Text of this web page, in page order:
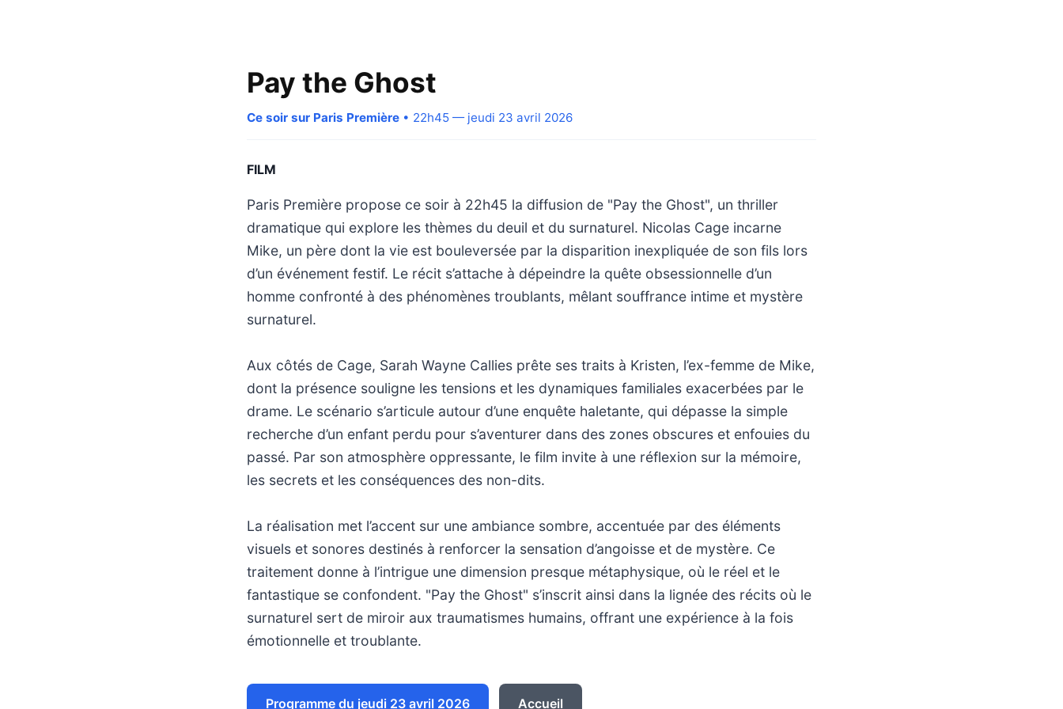
Pay the Ghost
Ce soir sur Paris Première • 22h45 — jeudi 23 avril 2026
FILM
Paris Première propose ce soir à 22h45 la diffusion de "Pay the Ghost", un thriller
dramatique qui explore les thèmes du deuil et du surnaturel. Nicolas Cage incarne
Mike, un père dont la vie est bouleversée par la disparition inexpliquée de son fils lors
d’un événement festif. Le récit s’attache à dépeindre la quête obsessionnelle d’un
homme confronté à des phénomènes troublants, mêlant souffrance intime et mystère
surnaturel.
Aux côtés de Cage, Sarah Wayne Callies prête ses traits à Kristen, l’ex-femme de Mike,
dont la présence souligne les tensions et les dynamiques familiales exacerbées par le
drame. Le scénario s’articule autour d’une enquête haletante, qui dépasse la simple
recherche d’un enfant perdu pour s’aventurer dans des zones obscures et enfouies du
passé. Par son atmosphère oppressante, le film invite à une réflexion sur la mémoire,
les secrets et les conséquences des non-dits.
La réalisation met l’accent sur une ambiance sombre, accentuée par des éléments
visuels et sonores destinés à renforcer la sensation d’angoisse et de mystère. Ce
traitement donne à l’intrigue une dimension presque métaphysique, où le réel et le
fantastique se confondent. "Pay the Ghost" s’inscrit ainsi dans la lignée des récits où le
surnaturel sert de miroir aux traumatismes humains, offrant une expérience à la fois
émotionnelle et troublante.
Programme du jeudi 23 avril 2026 Accueil